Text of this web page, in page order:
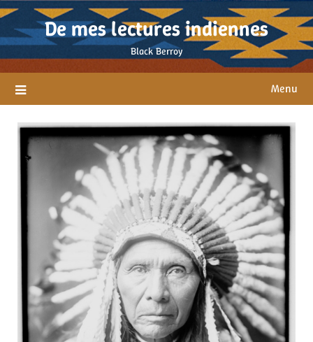
Skip
content
De mes lectures indiennes
Black Berroy
Menu